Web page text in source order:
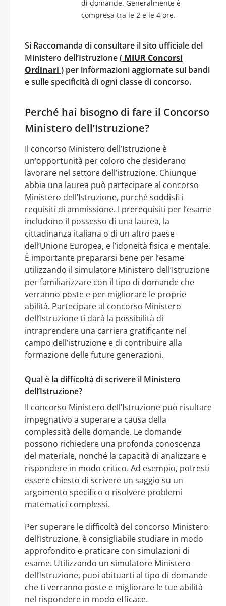
di domande. Generalmente è
compresa tra le 2 e le 4 ore.
Si Raccomanda di consultare il sito ufficiale del
Ministero dell’Istruzione ( MIUR Concorsi
Ordinari ) per informazioni aggiornate sui bandi
e sulle specificità di ogni classe di concorso.
Perché hai bisogno di fare il Concorso
Ministero dell’Istruzione?
Il concorso Ministero dell’Istruzione è
un’opportunità per coloro che desiderano
lavorare nel settore dell’istruzione. Chiunque
abbia una laurea può partecipare al concorso
Ministero dell’Istruzione, purché soddisfi i
requisiti di ammissione. I prerequisiti per l’esame
includono il possesso di una laurea, la
cittadinanza italiana o di un altro paese
dell’Unione Europea, e l’idoneità fisica e mentale.
È importante prepararsi bene per l’esame
utilizzando il simulatore Ministero dell’Istruzione
per familiarizzare con il tipo di domande che
verranno poste e per migliorare le proprie
abilità. Partecipare al concorso Ministero
dell’Istruzione ti darà la possibilità di
intraprendere una carriera gratificante nel
campo dell’istruzione e di contribuire alla
formazione delle future generazioni.
Qual è la difficoltà di scrivere il Ministero
dell’Istruzione?
Il concorso Ministero dell’Istruzione può risultare
impegnativo a superare a causa della
complessità delle domande. Le domande
possono richiedere una profonda conoscenza
del materiale, nonché la capacità di analizzare e
rispondere in modo critico. Ad esempio, potresti
essere chiesto di scrivere un saggio su un
argomento specifico o risolvere problemi
matematici complessi.
Per superare le difficoltà del concorso Ministero
dell’Istruzione, è consigliabile studiare in modo
approfondito e praticare con simulazioni di
esame. Utilizzando un simulatore Ministero
dell’Istruzione, puoi abituarti al tipo di domande
che ti verranno poste e migliorare le tue abilità
nel rispondere in modo efficace.